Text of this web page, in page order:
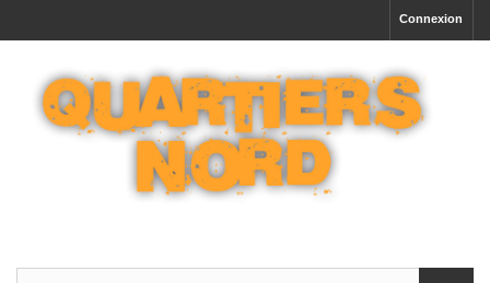
Connexion